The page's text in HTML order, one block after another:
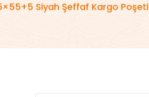
Siyah Şeffaf Kargo Poşeti